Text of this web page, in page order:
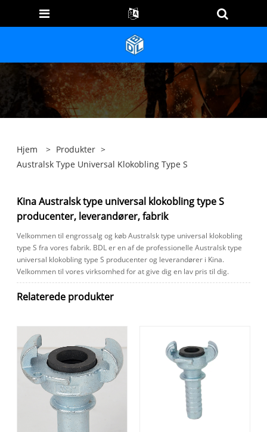
Hjem > Produkter >
Australsk Type Universal Klokobling Type S
Kina Australsk type universal klokobling type S
producenter, leverandører, fabrik
Velkommen til engrossalg og køb Australsk type universal klokobling
type S fra vores fabrik. BDL er en af ​​de professionelle Australsk type
universal klokobling type S producenter og leverandører i Kina.
Velkommen til vores virksomhed for at give dig en lav pris til dig.
Relaterede produkter